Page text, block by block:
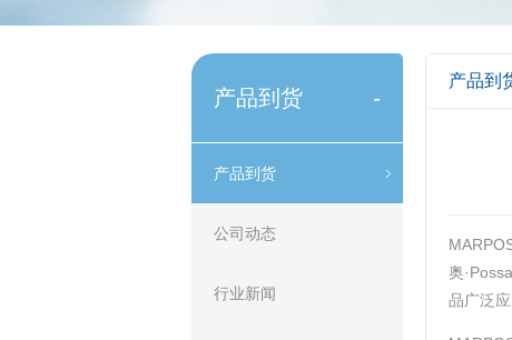
产品到货 -
产品到货
公司动态
行业新闻
产品到
奥
品广泛